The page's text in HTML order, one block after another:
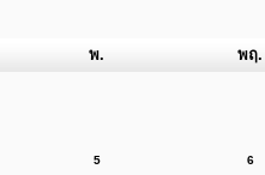
พ. พฤ.
5 6